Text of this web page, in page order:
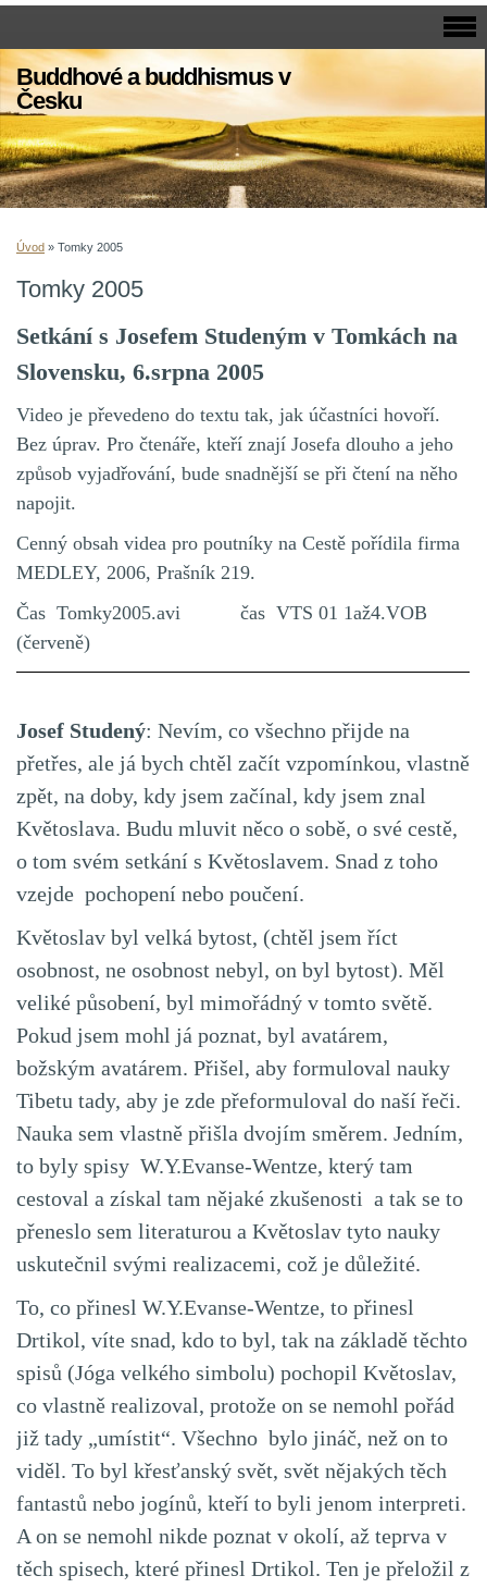
Buddhové a buddhismus v
Česku
Úvod » Tomky 2005
Tomky 2005
Setkání s Josefem Studeným v Tomkách na
Slovensku, 6.srpna 2005
Video je převedeno do textu tak, jak účastníci hovoří.
Bez úprav. Pro čtenáře, kteří znají Josefa dlouho a jeho
způsob vyjadřování, bude snadnější se při čtení na něho
napojit.
Cenný obsah videa pro poutníky na Cestě pořídila firma
MEDLEY, 2006, Prašník 219.
Čas Tomky2005.avi čas VTS 01 1až4.VOB
(červeně)
Josef Studený: Nevím, co všechno přijde na
přetřes, ale já bych chtěl začít vzpomínkou, vlastně
zpět, na doby, kdy jsem začínal, kdy jsem znal
Květoslava. Budu mluvit něco o sobě, o své cestě,
o tom svém setkání s Květoslavem. Snad z toho
vzejde pochopení nebo poučení.
Květoslav byl velká bytost, (chtěl jsem říct
osobnost, ne osobnost nebyl, on byl bytost). Měl
veliké působení, byl mimořádný v tomto světě.
Pokud jsem mohl já poznat, byl avatárem,
božským avatárem. Přišel, aby formuloval nauky
Tibetu tady, aby je zde přeformuloval do naší řeči.
Nauka sem vlastně přišla dvojím směrem. Jedním,
to byly spisy W.Y.Evanse-Wentze, který tam
cestoval a získal tam nějaké zkušenosti a tak se to
přeneslo sem literaturou a Květoslav tyto nauky
uskutečnil svými realizacemi, což je důležité.
To, co přinesl W.Y.Evanse-Wentze, to přinesl
Drtikol, víte snad, kdo to byl, tak na základě těchto
spisů (Jóga velkého simbolu) pochopil Květoslav,
co vlastně realizoval, protože on se nemohl pořád
již tady „umístit“. Všechno bylo jináč, než on to
viděl. To byl křesťanský svět, svět nějakých těch
fantastů nebo jogínů, kteří to byli jenom interpreti.
A on se nemohl nikde poznat v okolí, až teprva v
těch spisech, které přinesl Drtikol. Ten je přeložil z